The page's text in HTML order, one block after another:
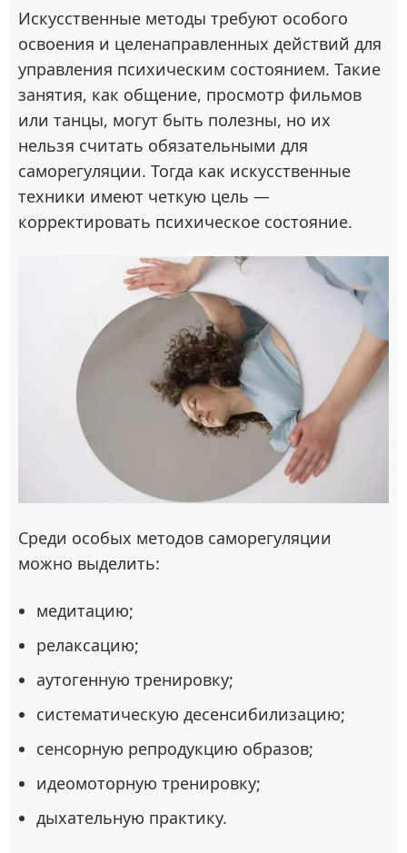
Искусственные методы требуют особого
освоения и целенаправленных действий для
управления психическим состоянием. Такие
занятия, как общение, просмотр фильмов
или танцы, могут быть полезны, но их
нельзя считать обязательными для
саморегуляции. Тогда как искусственные
техники имеют четкую цель —
корректировать психическое состояние.
Среди особых методов саморегуляции
можно выделить:
медитацию;
релаксацию;
аутогенную тренировку;
систематическую десенсибилизацию;
сенсорную репродукцию образов;
идеомоторную тренировку;
дыхательную практику.